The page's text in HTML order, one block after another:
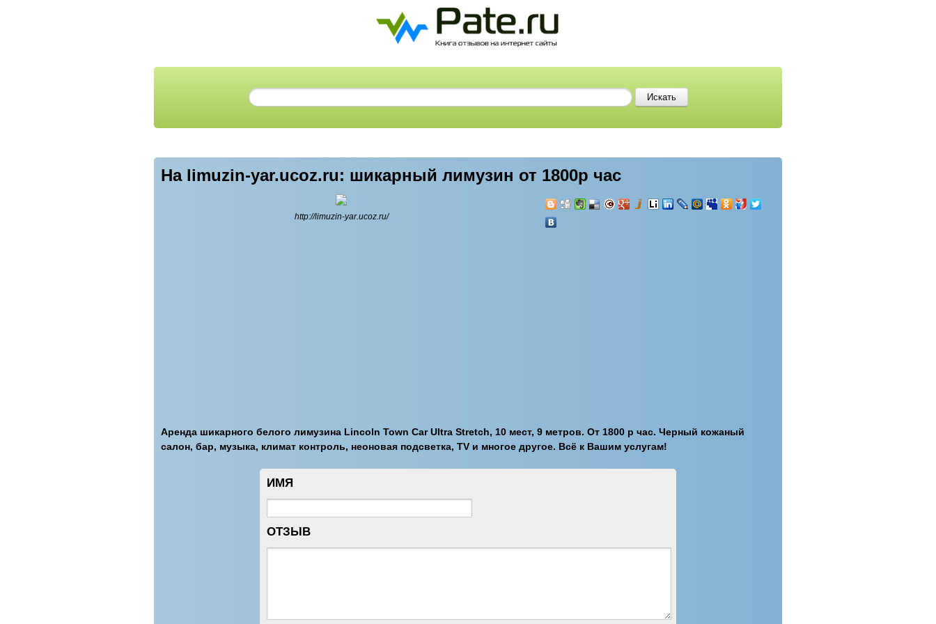
На limuzin-yar.ucoz.ru: шикарный лимузин от 1800р час
http://limuzin-yar.ucoz.ru/
Аренда шикарного белого лимузина Lincoln Town Car Ultra Stretch, 10 мест, 9 метров. От 1800 р час. Черный кожаный
салон, бар, музыка, климат контроль, неоновая подсветка, TV и многое другое. Всё к Вашим услугам!
ИМЯ
ОТЗЫВ